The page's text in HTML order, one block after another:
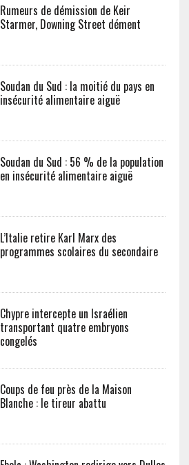
Rumeurs de démission de Keir
Starmer, Downing Street dément
Soudan du Sud : la moitié du pays en
insécurité alimentaire aiguë
Soudan du Sud : 56 % de la population
en insécurité alimentaire aiguë
L’Italie retire Karl Marx des
programmes scolaires du secondaire
Chypre intercepte un Israélien
transportant quatre embryons
congelés
Coups de feu près de la Maison
Blanche : le tireur abattu